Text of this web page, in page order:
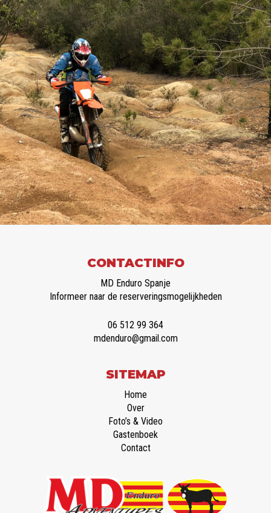
CONTACTINFO
MD Enduro Spanje
Informeer naar de reserveringsmogelijkheden
06 512 99 364
mdenduro@gmail.com
SITEMAP
Home
Over
Foto’s & Video
Gastenboek
Contact